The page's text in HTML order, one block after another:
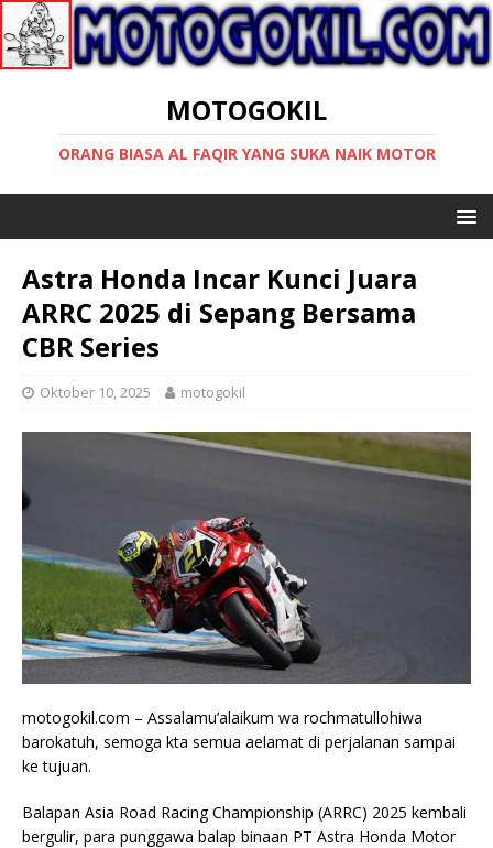
MOTOGOKIL
ORANG BIASA AL FAQIR YANG SUKA NAIK MOTOR
Astra Honda Incar Kunci Juara
ARRC 2025 di Sepang Bersama
CBR Series
Oktober 10, 2025 motogokil
motogokil.com – Assalamu’alaikum wa rochmatullohiwa
barokatuh, semoga kta semua aelamat di perjalanan sampai
ke tujuan.
Balapan Asia Road Racing Championship (ARRC) 2025 kembali
bergulir, para punggawa balap binaan PT Astra Honda Motor